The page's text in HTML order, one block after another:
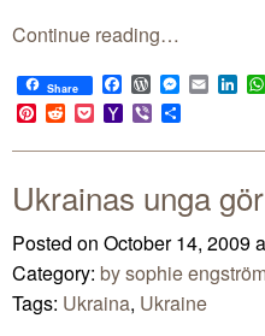
Continue reading…
Share Facebook
WordPress
Messenger
Email
Pinterest
RedditPocketYahoo
Mail
Viber
Ukrainas unga
Posted on October 14, 2009
Category: by sophie
Tags: Ukraina, Ukraine